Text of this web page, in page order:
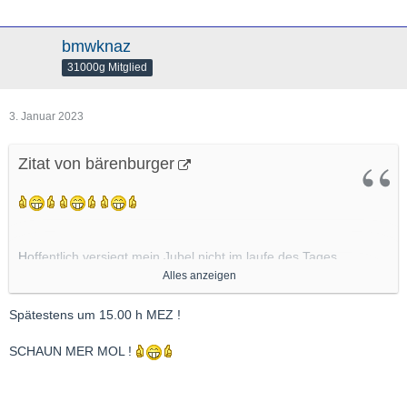
bmwknaz
31000g Mitglied
3. Januar 2023
Zitat von bärenburger
Hoffentlich versiegt mein Jubel nicht im laufe des Tages.
BB
Alles anzeigen
Spätestens um 15.00 h MEZ !
SCHAUN MER MOL !